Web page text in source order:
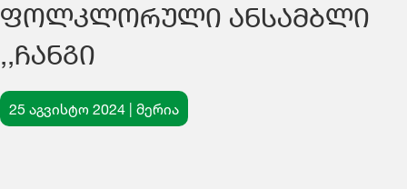
ᲤᲝᲚᲙᲚᲝᲠᲣᲚᲘ ᲐᲜᲡᲐᲛᲑᲚᲘ
,,ᲩᲐᲜᲒᲘ
25 აგვისტო 2024 | მერია